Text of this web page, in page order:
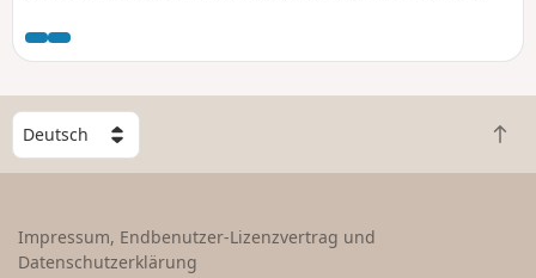
archäologischen Stätte La Grange du Mont (13. Jahrhundert)
vorbei, bevor sie einen kurzen Abstecher zur Croisette oder
charmanten Dorf Charny zu enden, wo man einen Blick auf
die Überreste seines Schlosses aus dem 13. Jahrhundert
werfen kann.
W
h
e
Z
u
Impressum, Endbenutzer-Lizenzvertrag und
Datenschutzerklärung